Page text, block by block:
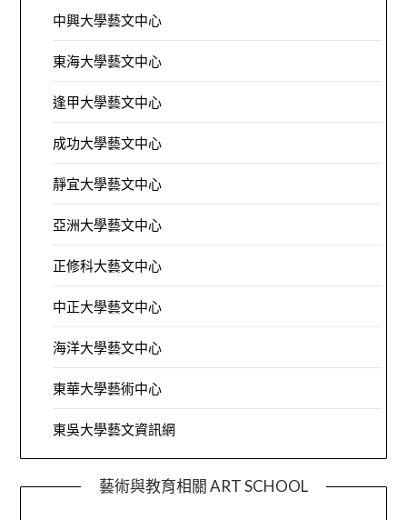
中興大學藝文中心
東海大學藝文中心
逢甲大學藝文中心
成功大學藝文中心
靜宜大學藝文中心
亞洲大學藝文中心
正修科大藝文中心
中正大學藝文中心
海洋大學藝文中心
東華大學藝術中心
東吳大學藝文資訊網
藝術與教育相關 ART SCHOOL